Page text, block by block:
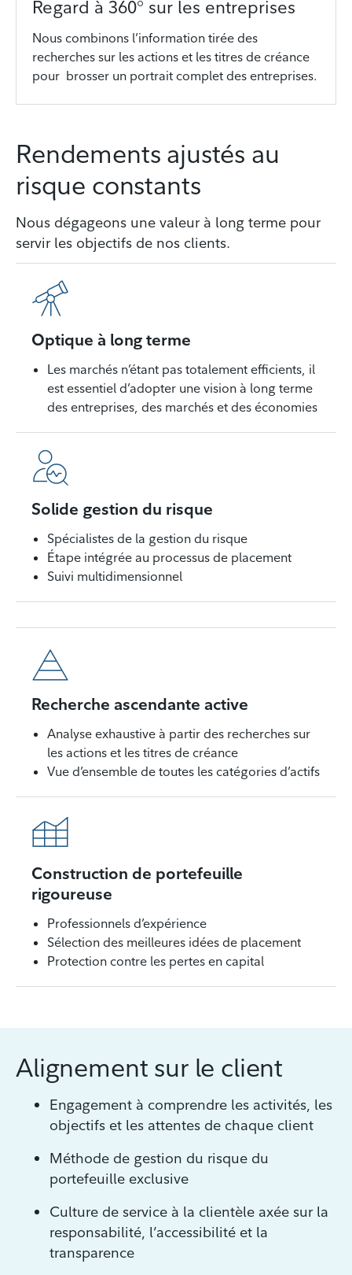
Regard à 360° sur les entreprises
Nous combinons l’information tirée des
recherches sur les actions et les titres de créance
pour brosser un portrait complet des entreprises.
Rendements ajustés au
risque constants
Nous dégageons une valeur à long terme pour
servir les objectifs de nos clients.
Optique à long terme
Les marchés n’étant pas totalement efficients, il
est essentiel d’adopter une vision à long terme
des entreprises, des marchés et des économies
Solide gestion du risque
Spécialistes de la gestion du risque
Étape intégrée au processus de placement
Suivi multidimensionnel
Recherche ascendante active
Analyse exhaustive à partir des recherches sur
les actions et les titres de créance
Vue d’ensemble de toutes les catégories d’actifs
Construction de portefeuille
rigoureuse
Professionnels d’expérience
Sélection des meilleures idées de placement
Protection contre les pertes en capital
Alignement sur le client
Engagement à comprendre les activités, les
objectifs et les attentes de chaque client
Méthode de gestion du risque du
portefeuille exclusive
Culture de service à la clientèle axée sur la
responsabilité, l’accessibilité et la
transparence